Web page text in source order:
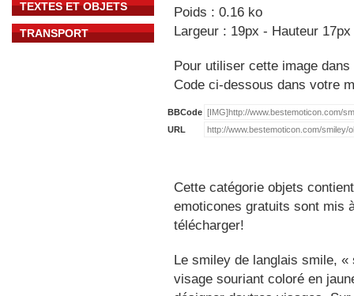
TEXTES ET OBJETS
TRANSPORT
Poids : 0.16 ko
Largeur : 19px - Hauteur 17px
Pour utiliser cette image
Code ci-dessous dans votre
BBCode
URL
Cette catégorie objets
emoticones gratuits sont mis
télécharger!
Le smiley de langlais smile,
visage souriant coloré en